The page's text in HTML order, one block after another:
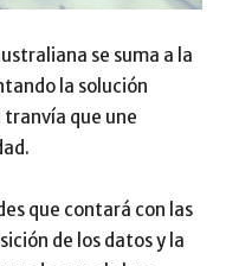
se suma a la
la solución
tranvía que une
que contará con las
de los datos y la